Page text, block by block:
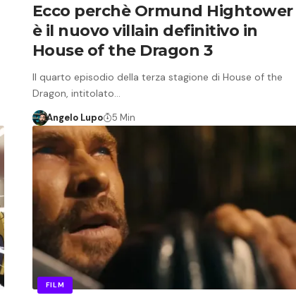
Ecco perchè Ormund Hightower
è il nuovo villain definitivo in
House of the Dragon 3
Il quarto episodio della terza stagione di House of the
Dragon, intitolato…
Angelo Lupo 5 Min
FILM